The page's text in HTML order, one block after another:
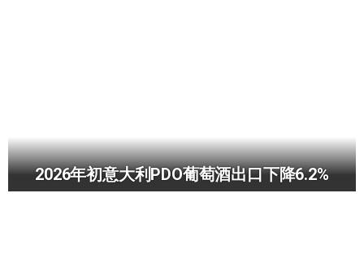
2026年初意大利PDO葡萄酒出口下降6.2%